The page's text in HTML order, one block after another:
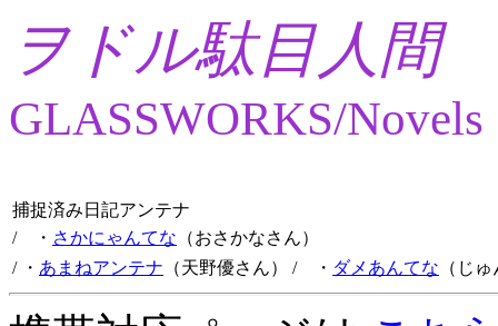
ヲドル駄目人間
GLASSWORKS/Novels
捕捉済み日記アンテナ
/ ・ さかにゃんてな （おさかなさん）
/ ・ あまねアンテナ （天野優さん） / ・ ダメあんてな （じ